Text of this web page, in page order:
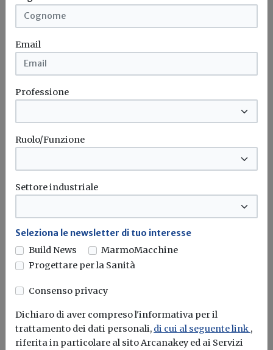
Iscriviti alla newsletter di
Build News
Rimani aggiornato sulle ultime
novità in campo di efficienza
energetica e sostenibilità edile
Iscriviti
Email
Professione
Ruolo/Funzione
Settore industriale
Seleziona le newsletter di tuo interesse
Build News
MarmoMacchine
Progettare per la Sanità
Consenso privacy
Dichiaro di aver compreso l'informativa per il
trattamento dei dati personali, di cui al seguente link ,
riferita in particolare al sito Arcanakey ed ai Servizi